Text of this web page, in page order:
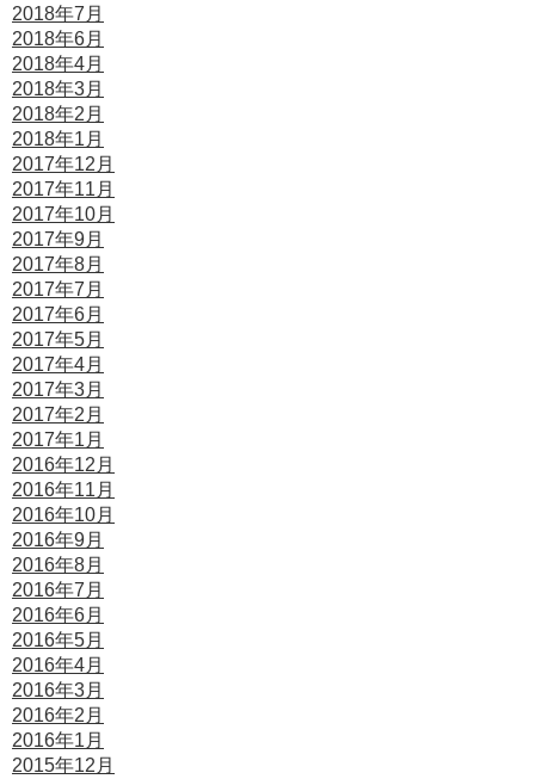
2018年7月
2018年6月
2018年4月
2018年3月
2018年2月
2018年1月
2017年12月
2017年11月
2017年10月
2017年9月
2017年8月
2017年7月
2017年6月
2017年5月
2017年4月
2017年3月
2017年2月
2017年1月
2016年12月
2016年11月
2016年10月
2016年9月
2016年8月
2016年7月
2016年6月
2016年5月
2016年4月
2016年3月
2016年2月
2016年1月
2015年12月